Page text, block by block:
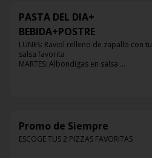
PASTA DEL DIA+
BEBIDA+POSTRE
LUNES: Raviol relleno de zapallo con tu
salsa favorita
MARTES: Albondigas en salsa
VIERNES: Raviol cabra con tu salsa
favorita
Promo de Siempre
ESCOGE TUS 2 PIZZAS FAVORITAS